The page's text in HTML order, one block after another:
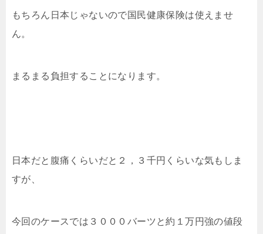
もちろん日本じゃないので国民健康保険は使えませ
ん。
まるまる負担することになります。
日本だと腹痛くらいだと２，３千円くらいな気もしま
すが、
今回のケースでは３０００バーツと約１万円強の値段